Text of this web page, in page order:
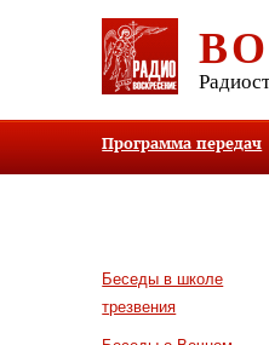
Программа передач
Беседы в школе
трезвения